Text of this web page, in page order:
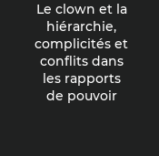
Le clown et la
hiérarchie,
complicités et
conflits dans
les rapports
de pouvoir